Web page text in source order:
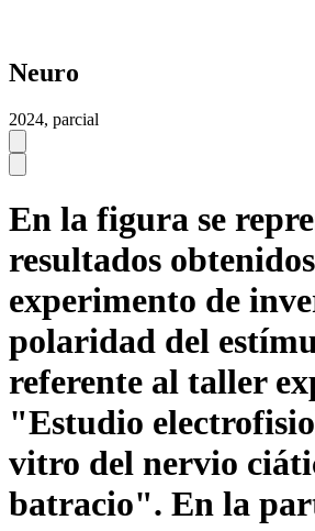
Neuro
2024, parcial
En la figura se
resultados
experimento de
polaridad del
referente al taller
"Estudio
vitro del nervio
batracio". En la